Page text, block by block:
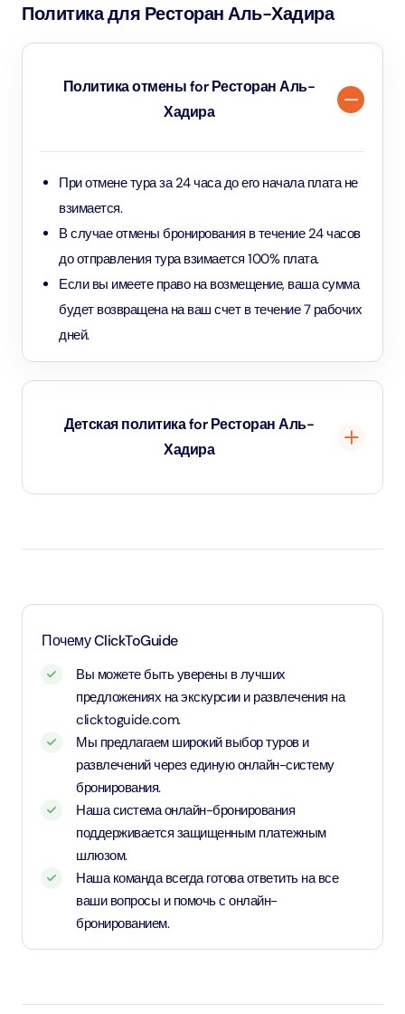
Политика для Ресторан Аль-Хадира
Политика отмены for Ресторан Аль-
Хадира
При отмене тура за 24 часа до его начала плата не
взимается.
В случае отмены бронирования в течение 24 часов
до отправления тура взимается 100% плата.
Если вы имеете право на возмещение, ваша сумма
будет возвращена на ваш счет в течение 7 рабочих
дней.
Детская политика for Ресторан Аль-
Хадира
оплачиваются по взрослому тарифу.
Почему ClickToGuide
Вы можете быть уверены в лучших
предложениях на экскурсии и развлечения на
clicktoguide.com.
Мы предлагаем широкий выбор туров и
развлечений через единую онлайн-систему
бронирования.
Наша система онлайн-бронирования
поддерживается защищенным платежным
шлюзом.
Наша команда всегда готова ответить на все
ваши вопросы и помочь с онлайн-
бронированием.